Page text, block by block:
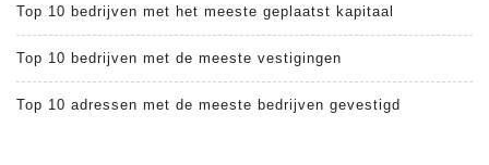
Top 10 bedrijven met het meeste geplaatst kapitaal
Top 10 bedrijven met de meeste vestigingen
Top 10 adressen met de meeste bedrijven gevestigd